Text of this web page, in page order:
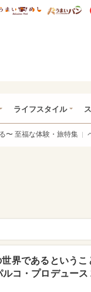
研 ディズニー特集
うまいめし
ライフスタイル
〜 至福な体験・旅特集
界であるという
コ・プロデュー